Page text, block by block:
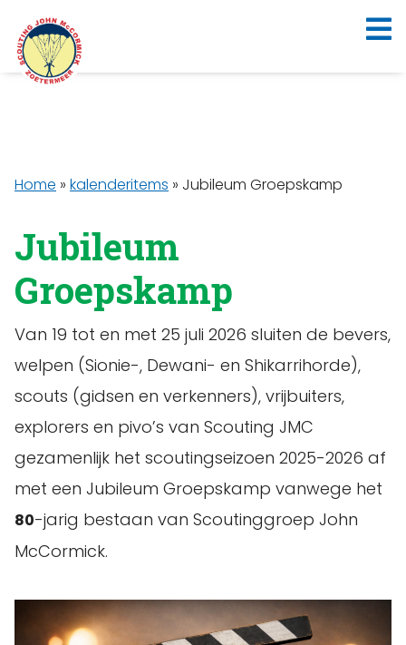
Home » kalenderitems » Jubileum Groepskamp
Jubileum
Groepskamp
Van 19 tot en met 25 juli 2026 sluiten de bevers,
welpen (Sionie-, Dewani- en Shikarrihorde),
scouts (gidsen en verkenners), vrijbuiters,
explorers en pivo’s van Scouting JMC
gezamenlijk het scoutingseizoen 2025-2026 af
met een Jubileum Groepskamp vanwege het
80-jarig bestaan van Scoutinggroep John
McCormick.